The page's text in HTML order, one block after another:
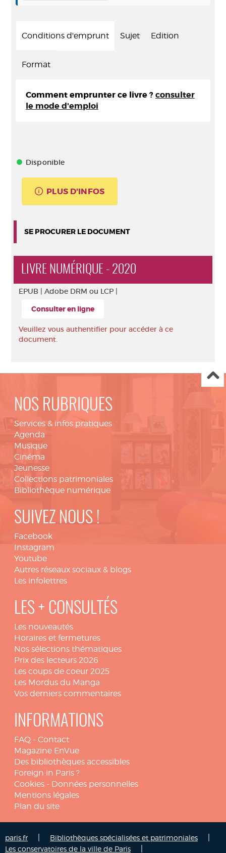
Conditions d'emprunt Sujet Edition
Format
Comment emprunter ce livre ? consulter
le mode d'emploi
Disponible
PLUS D'INFOS
SE PROCURER LE DOCUMENT
LIVRE NUMÉRIQUE - 2020
EPUB | Adobe DRM ou LCP |
Consulter en ligne
Veuillez vous authentifier pour accéder à ce
document.
NOS RUBRIQUES
Services & infos pratiques
Agenda
Musique
Cinéma
Jeunesse
Collections patrimoniales
Bibliothèque numérique
SUIVEZ NOUS !
Facebook
Instagram
Youtube
Autres réseaux sociaux & blogs
Les infolettres
LES + CONSULTÉS
Les nouveautés
Horaires et fermetures
Nos sélections thématiques
Prix des lecteurs 2026
Les coups de coeur 2025
Les Mordus du Manga
Vos derniers commentaires
INFORMATIONS
FAQ - Contact
Magazine EnVue
Des bibliothèques accessibles
Foreign in Paris ?
Cookies - Données personnelles
Mentions légales
Plan du site
paris.fr Bibliothèques spécialisées et patrimoniales
Les conservatoires de la ville de Paris